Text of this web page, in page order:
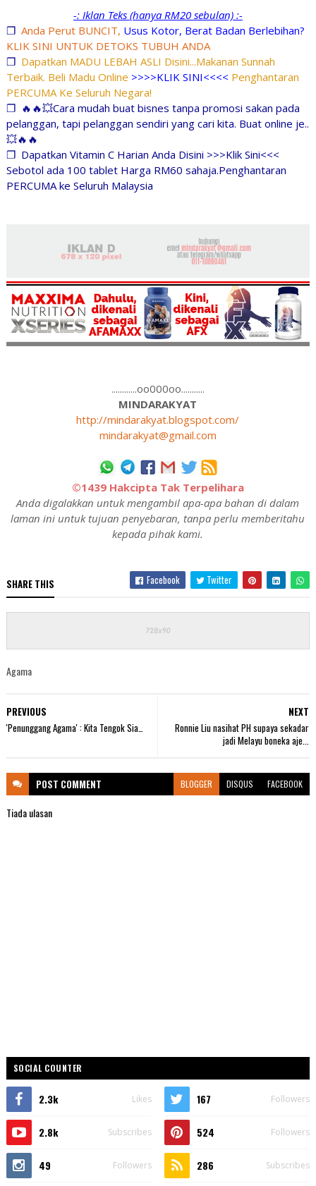
-: Iklan Teks (hanya RM20 sebulan) :-
❐ Anda Perut BUNCIT, Usus Kotor, Berat Badan Berlebihan?
KLIK SINI UNTUK DETOKS TUBUH ANDA
❐ Dapatkan MADU LEBAH ASLI Disini...Makanan Sunnah
Terbaik. Beli Madu Online >>>>KLIK SINI<<<< Penghantaran
PERCUMA Ke Seluruh Negara!
❐ 🔥🔥💥Cara mudah buat bisnes tanpa promosi sakan pada
pelanggan, tapi pelanggan sendiri yang cari kita. Buat online je..
💥🔥🔥
❐ Dapatkan Vitamin C Harian Anda Disini >>>Klik Sini<<<
Sebotol ada 100 tablet Harga RM60 sahaja.Penghantaran
PERCUMA ke Seluruh Malaysia
............oo000oo...........
MINDARAKYAT
http://mindarakyat.blogspot.com/
mindarakyat@gmail.com
©1439 Hakcipta Tak Terpelihara
Anda digalakkan untuk mengambil apa-apa bahan di dalam
laman ini untuk tujuan penyebaran, tanpa perlu memberitahu
kepada pihak kami.
SHARE THIS Facebook Twitter
Agama
NEXT
Ronnie Liu nasihat PH supaya sekadar
jadi Melayu boneka aje...
PREVIOUS
'Penunggang Agama' : Kita Tengok Sia…
POST COMMENT BLOGGER DISQUS FACEBOOK
Tiada ulasan
SOCIAL COUNTER
2.3k Likes 167 Followers
2.8k Subscribes 524 Followers
49 Followers 286 Subscribes